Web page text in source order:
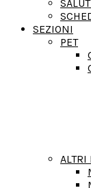
SEZIONI
PET
ALTRI